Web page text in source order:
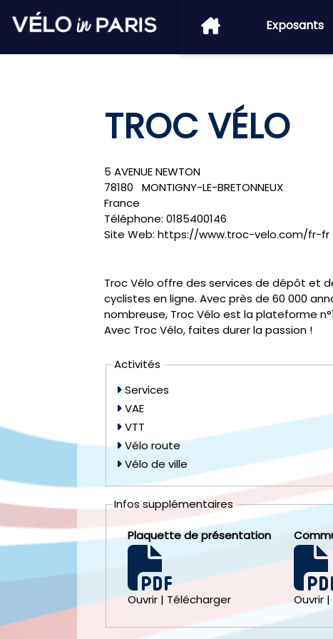
Exposants
TROC VÉLO
5 AVENUE NEWTON
78180
MONTIGNY-LE-BRETONNEUX
France
Téléphone: 0185400146
Site Web: https://www.troc-velo.com/fr-fr
Troc Vélo offre des services de dépôt et
cyclistes en ligne. Avec près de 60 000
nombreuse, Troc Vélo est la plateforme
Avec Troc Vélo, faites durer la passion !
Activités
Services
VAE
VTT
Vélo route
Vélo de ville
Infos supplémentaires
Plaquette de présentation
Ouvrir | Télécharger Ouvrir |